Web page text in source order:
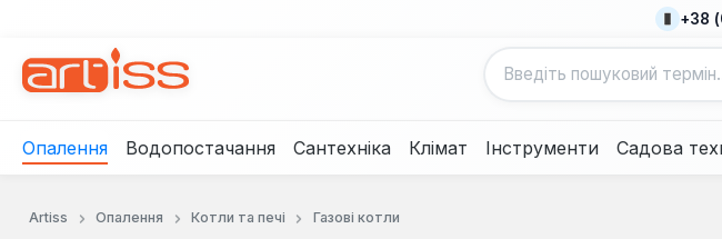
+38
Опалення Водопостачання Сантехніка Клімат Інструменти Садова
Artiss Опалення Котли та печі Газові котли